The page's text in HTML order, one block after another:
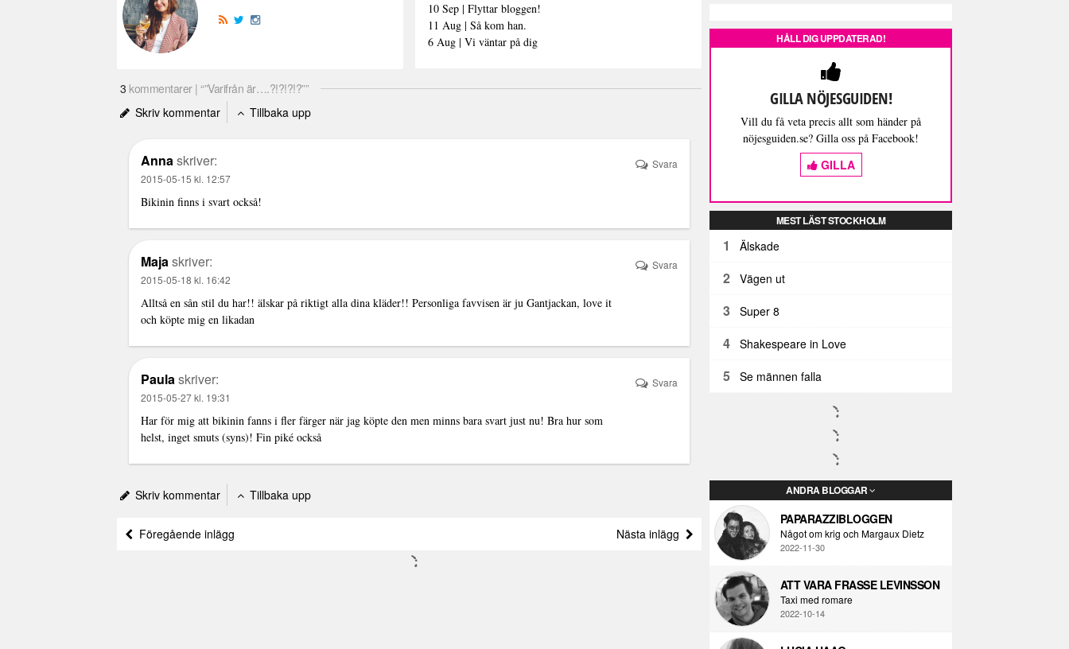
10 Sep | Flyttar bloggen!
11 Aug | Så kom han.
6 Aug | Vi väntar på dig
3 kommentarer | “”Varifrån är….?!?!?!?””
Skriv kommentar
Tillbaka upp
Annaskriver:
2015-05-15 kl. 12:57
Bikinin finns i svart också!
Svara
Majaskriver:
2015-05-18 kl. 16:42
Alltså en sån stil du har!! älskar på riktigt alla dina kläder!! Personliga favvisen är ju Gantjackan, love it
och köpte mig en likadan
Svara
Paulaskriver:
2015-05-27 kl. 19:31
Har för mig att bikinin fanns i fler färger när jag köpte den men minns bara svart just nu! Bra hur som
helst, inget smuts (syns)! Fin piké också
Svara
Skriv kommentar Tillbaka upp
Föregående inlägg Nästa inlägg
HÅLL DIG UPPDATERAD!
GILLA NÖJESGUIDEN!
Vill du få veta precis allt som händer på
nöjesguiden.se? Gilla oss på Facebook!
GILLA
MEST LÄST STOCKHOLM
1 Älskade
2 Vägen ut
3 Super 8
4 Shakespeare in Love
5 Se männen falla
ANDRA BLOGGAR
PAPARAZZIBLOGGEN
Något om krig och Margaux Dietz
2022-11-30
ATT VARA FRASSE LEVINSSON
Taxi med romare
2022-10-14